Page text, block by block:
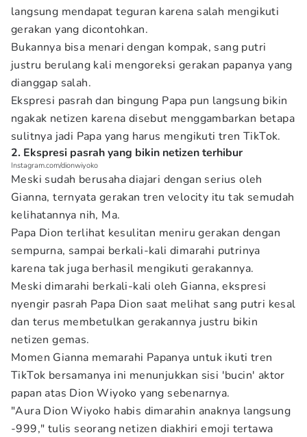
langsung mendapat teguran karena salah mengikuti
gerakan yang dicontohkan.
Bukannya bisa menari dengan kompak, sang putri
justru berulang kali mengoreksi gerakan papanya yang
dianggap salah.
Ekspresi pasrah dan bingung Papa pun langsung bikin
ngakak netizen karena disebut menggambarkan betapa
sulitnya jadi Papa yang harus mengikuti tren TikTok.
2. Ekspresi pasrah yang bikin netizen terhibur
Instagram.com/dionwiyoko
Meski sudah berusaha diajari dengan serius oleh
Gianna, ternyata gerakan tren velocity itu tak semudah
kelihatannya nih, Ma.
Papa Dion terlihat kesulitan meniru gerakan dengan
sempurna, sampai berkali-kali dimarahi putrinya
karena tak juga berhasil mengikuti gerakannya.
Meski dimarahi berkali-kali oleh Gianna, ekspresi
nyengir pasrah Papa Dion saat melihat sang putri kesal
dan terus membetulkan gerakannya justru bikin
netizen gemas.
Momen Gianna memarahi Papanya untuk ikuti tren
TikTok bersamanya ini menunjukkan sisi 'bucin' aktor
papan atas Dion Wiyoko yang sebenarnya.
"Aura Dion Wiyoko habis dimarahin anaknya langsung
-999," tulis seorang netizen diakhiri emoji tertawa